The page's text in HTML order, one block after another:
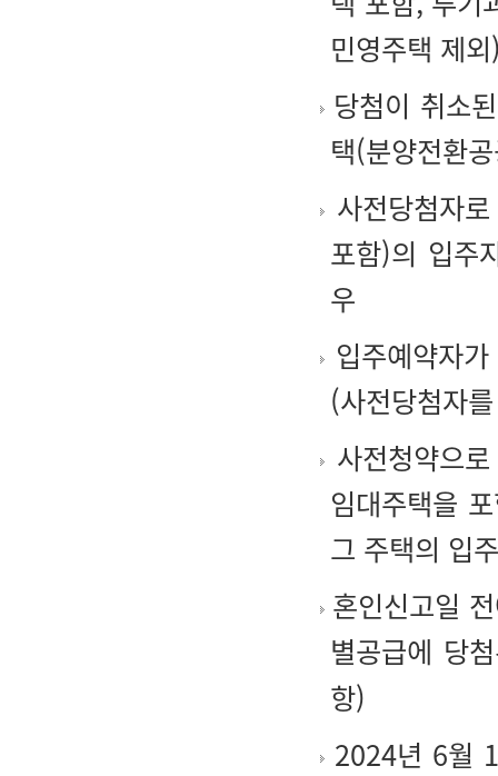
민영주택 제
당첨이 취소
택(분양전환
사전당첨자
포함)의 입주
우
입주예약자
(사전당첨자
사전청약으
임대주택을
그 주택의 입
혼인신고일
별공급에 당
항)
2024년 6월